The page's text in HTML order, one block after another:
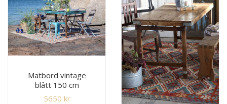
Matbord vintage
blått 150 cm
5650 kr